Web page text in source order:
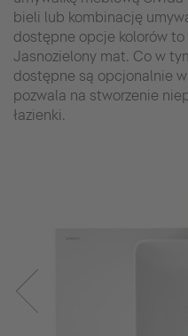
bieli lub kombinację
dostępne opcje kolorów to
Jasnozielony mat. Co w
dostępne są opcjonalnie
pozwala na stworzenie
łazienki.